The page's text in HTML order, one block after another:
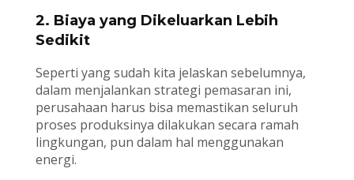
2. Biaya yang Dikeluarkan Lebih
Sedikit
Seperti yang sudah kita jelaskan sebelumnya,
dalam menjalankan strategi pemasaran ini,
perusahaan harus bisa memastikan seluruh
proses produksinya dilakukan secara ramah
lingkungan, pun dalam hal menggunakan
energi.